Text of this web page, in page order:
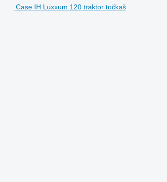
Case IH Luxxum 120 traktor točkaš